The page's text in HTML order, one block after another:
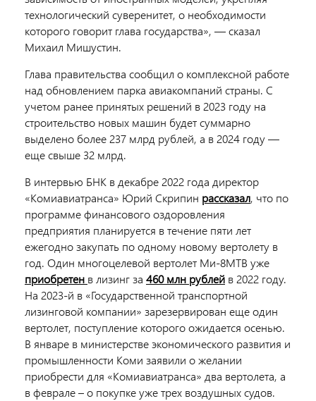
технологический суверенитет, о необходимости
которого говорит глава государства», — сказал
Михаил Мишустин.
Глава правительства сообщил о комплексной работе
над обновлением парка авиакомпаний страны. С
учетом ранее принятых решений в 2023 году на
строительство новых машин будет суммарно
выделено более 237 млрд рублей, а в 2024 году —
еще свыше 32 млрд.
В интервью БНК в декабре 2022 года директор
«Комиавиатранса» Юрий Скрипин рассказал, что по
программе финансового оздоровления
предприятия планируется в течение пяти лет
ежегодно закупать по одному новому вертолету в
год. Один многоцелевой вертолет Ми-8МТВ уже
приобретен в лизинг за 460 млн рублей в 2022 году.
На 2023-й в «Государственной транспортной
лизинговой компании» зарезервирован еще один
вертолет, поступление которого ожидается осенью.
В январе в министерстве экономического развития и
промышленности Коми заявили о желании
приобрести для «Комиавиатранса» два вертолета, а
в феврале – о покупке уже трех воздушных судов.